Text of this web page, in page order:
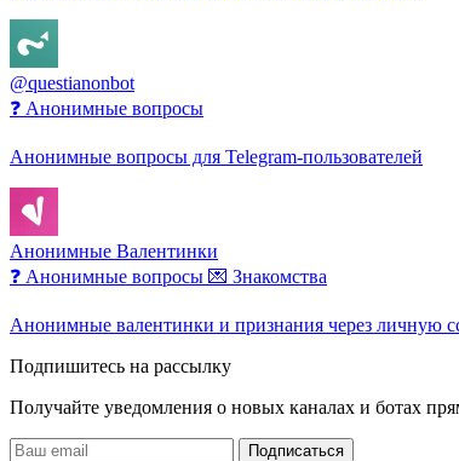
@questianonbot
❓ Анонимные вопросы
Анонимные вопросы для Telegram-пользователей
Анонимные Валентинки
❓ Анонимные вопросы 💌 Знакомства
Анонимные валентинки и признания через личную
Подпишитесь на рассылку
Получайте уведомления о новых каналах и ботаx
Подписаться